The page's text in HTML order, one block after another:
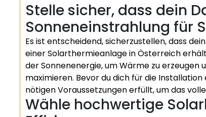
Stelle sicher, dass dein
Sonneneinstrahlung für
Es ist entscheidend, sicherzustellen, dass
einer Solarthermieanlage in Österreich
der Sonnenenergie, um Wärme zu
maximieren. Bevor du dich für die
nötigen Voraussetzungen erfüllt, um das
Wähle hochwertige